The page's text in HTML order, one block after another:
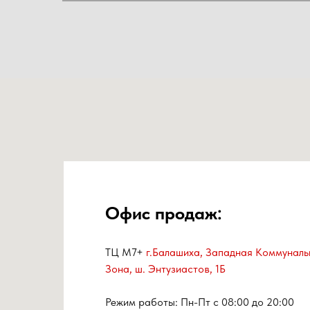
Офис продаж:
ТЦ М7+ г.Балашиха, Западная
Зона, ш. Энтузиастов, 1Б
Режим работы: Пн-Пт с 08:00 до 20:00